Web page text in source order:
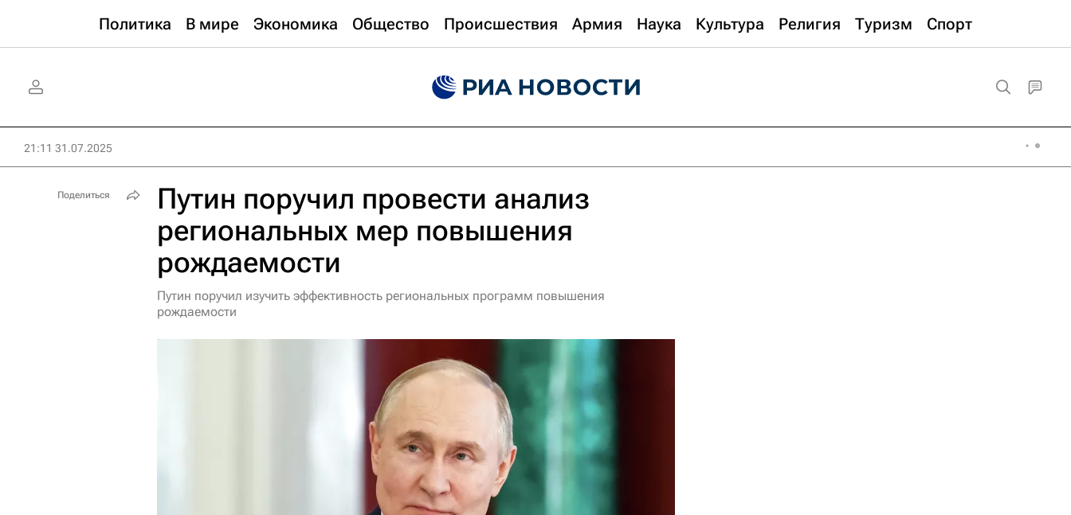
Политика В мире Экономика Общество Происшествия Армия Наука Культура Религия Туризм Спорт
21:11 31.07.2025
Путин поручил провести анализ
региональных мер повышения
рождаемости
Путин поручил изучить эффективность региональных программ повышения
рождаемости
Поделиться